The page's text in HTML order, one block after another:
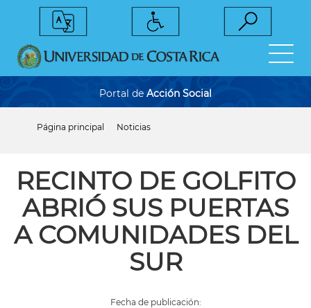
Portal de Acción Social
ayuda
a
la
navegación
Página principal Noticias
RECINTO DE GOLFITO
ABRIÓ SUS PUERTAS
A COMUNIDADES DEL
SUR
Fecha de publicación: